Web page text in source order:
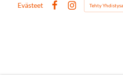
Evästeet
Instagram
Tehty